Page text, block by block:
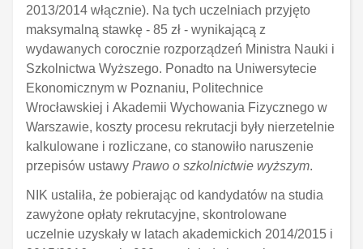
2013/2014 włącznie). Na tych uczelniach przyjęto
maksymalną stawkę - 85 zł - wynikającą z
wydawanych corocznie rozporządzeń Ministra Nauki i
Szkolnictwa Wyższego. Ponadto na Uniwersytecie
Ekonomicznym w Poznaniu, Politechnice
Wrocławskiej i Akademii Wychowania Fizycznego w
Warszawie, koszty procesu rekrutacji były nierzetelnie
kalkulowane i rozliczane, co stanowiło naruszenie
przepisów ustawy Prawo o szkolnictwie wyższym.
NIK ustaliła, że pobierając od kandydatów na studia
zawyżone opłaty rekrutacyjne, skontrolowane
uczelnie uzyskały w latach akademickich 2014/2015 i